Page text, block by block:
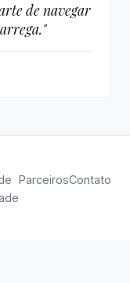
de navegar
ParceirosContato